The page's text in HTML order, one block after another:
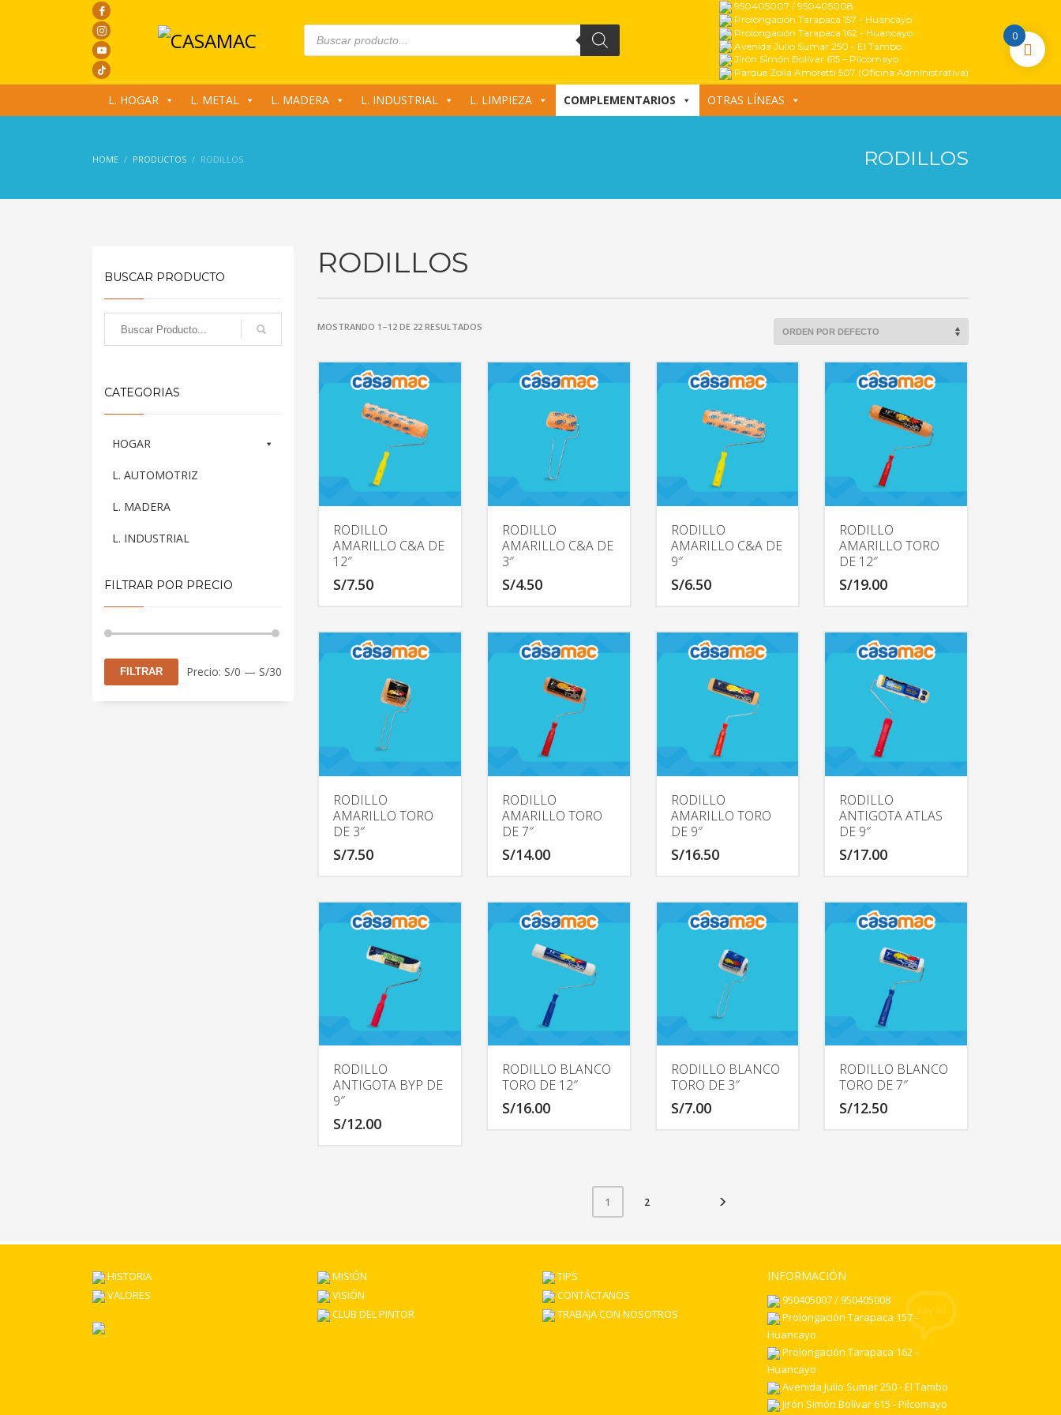
Products
search
950405007 / 950405008
Prolongación Tarapaca 157 - Huancayo
Prolongación Tarapaca 162 - Huancayo
Avenida Julio Sumar 250 - El Tambo
Jirón Simón Bolívar 615 – Pilcomayo
Parque Zoila Amoretti 507 (Oficina Administrativa)
L. HOGAR L. METAL L. MADERA L. INDUSTRIAL L. LIMPIEZA COMPLEMENTARIOS OTRAS LÍNEAS
HOME PRODUCTOS RODILLOS RODILLOS
RODILLOS
MOSTRANDO 1–12 DE 22 RESULTADOS
RODILLO
AMARILLO C&A DE
12″
S/7.50
RODILLO
AMARILLO C&A DE
3″
S/4.50
RODILLO
AMARILLO C&A DE
9″
S/6.50
RODILLO
AMARILLO TORO
DE 12″
S/19.00
RODILLO
AMARILLO TORO
DE 3″
S/7.50
RODILLO
AMARILLO TORO
DE 7″
S/14.00
RODILLO
AMARILLO TORO
DE 9″
S/16.50
RODILLO
ANTIGOTA ATLAS
DE 9″
S/17.00
RODILLO
ANTIGOTA BYP DE
9″
S/12.00
RODILLO BLANCO
TORO DE 12″
S/16.00
RODILLO BLANCO
TORO DE 3″
S/7.00
RODILLO BLANCO
TORO DE 7″
S/12.50
1 2
BUSCAR PRODUCTO
CATEGORIAS
HOGAR
L. AUTOMOTRIZ
L. MADERA
L. INDUSTRIAL
FILTRAR POR PRECIO
FILTRAR Precio: S/0 — S/30
HISTORIA
VALORES
MISIÓN
VISIÓN
CLUB DEL PINTOR
TIPS
CONTÁCTANOS
TRABAJA CON NOSOTROS
INFORMACIÓN
950405007 / 950405008
Prolongación Tarapaca 157 -
Huancayo
Prolongación Tarapaca 162 -
Huancayo
Avenida Julio Sumar 250 - El Tambo
Jirón Simón Bolívar 615 - Pilcomayo
0